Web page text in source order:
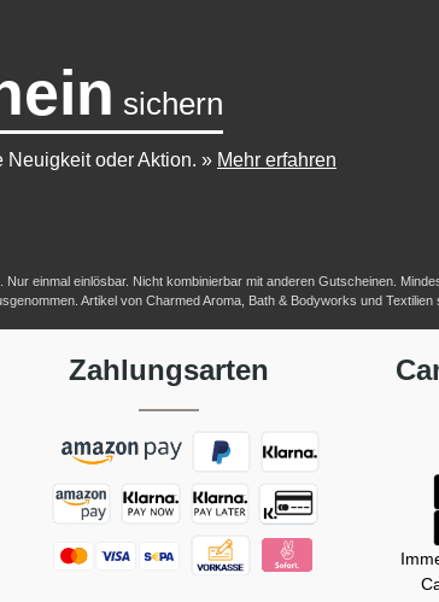
sichern
oder Aktion. » Mehr erfahren
einmal einlösbar. Nicht kombinierbar mit anderen Gutscheinen.
Artikel von Charmed Aroma, Bath & Bodyworks und Textilien
Zahlungsarten